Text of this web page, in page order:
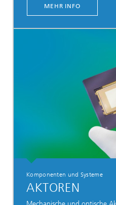
MEHR INFO
Komponenten und Systeme
AKTOREN